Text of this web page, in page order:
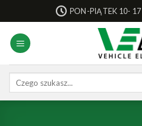
to
content
PON-PIĄTEK 10- 17